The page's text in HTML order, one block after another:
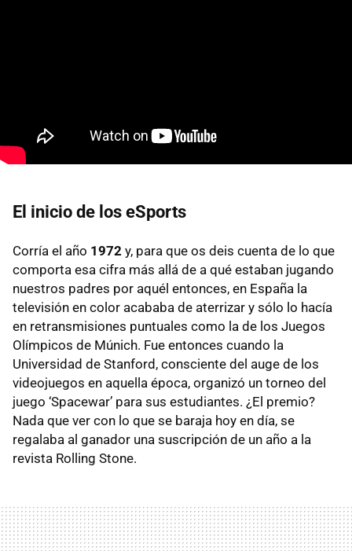
El inicio de los eSports
Corría el año 1972 y, para que os deis cuenta de lo que
comporta esa cifra más allá de a qué estaban jugando
nuestros padres por aquél entonces, en España la
televisión en color acababa de aterrizar y sólo lo hacía
en retransmisiones puntuales como la de los Juegos
Olímpicos de Múnich. Fue entonces cuando la
Universidad de Stanford, consciente del auge de los
videojuegos en aquella época, organizó un torneo del
juego ‘Spacewar’ para sus estudiantes. ¿El premio?
Nada que ver con lo que se baraja hoy en día, se
regalaba al ganador una suscripción de un año a la
revista Rolling Stone.